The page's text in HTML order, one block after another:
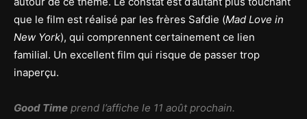
que le film est réalisé par les frères Safdie (Mad Love in
New York), qui comprennent certainement ce lien
familial. Un excellent film qui risque de passer trop
inaperçu.
Good Time prend l’affiche le 11 août prochain.